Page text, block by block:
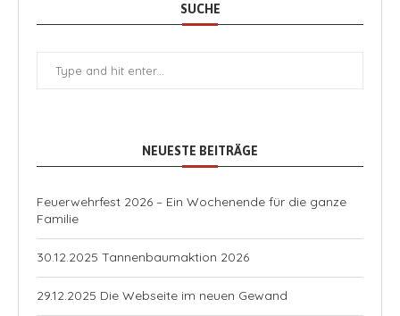
SUCHE
NEUESTE BEITRÄGE
Feuerwehrfest 2026 – Ein Wochenende für die ganze
Familie
30.12.2025 Tannenbaumaktion 2026
29.12.2025 Die Webseite im neuen Gewand